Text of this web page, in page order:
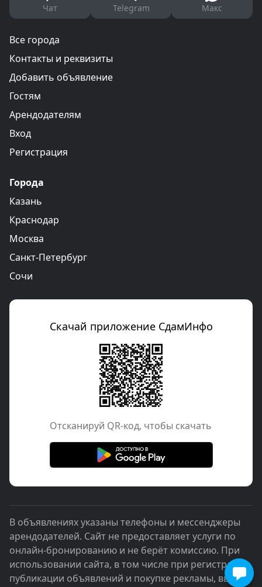
Чат Telegram Макс
Все города
Контакты и реквизиты
Добавить объявление
Гостям
Арендодателям
Вход
Регистрация
Города
Казань
Краснодар
Москва
Санкт-Петербург
Сочи
Скачай приложение СдамИнфо
Отcканируй QR-код, чтобы скачать
В объявлениях указаны телефоны и мессенджеры
арендодателей. Сайт не предоставляет услуги по
онлайн-бронированию и не берёт комиссию. При
использовании сайта, в том числе при регистрации,
публикации объявлений и покупке рекламы, вы